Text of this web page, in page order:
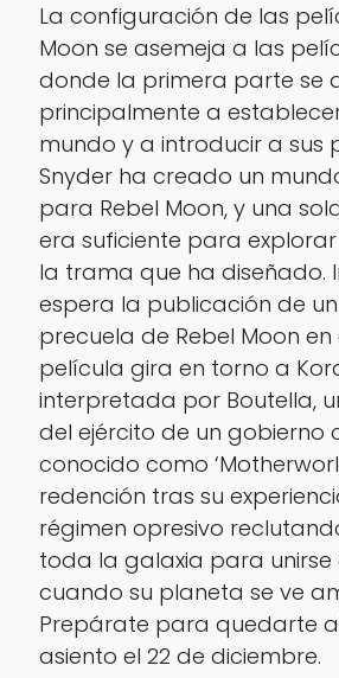
La configuración de las
Moon se asemeja a las
donde la primera parte se
principalmente a
mundo y a introducir a sus
Snyder ha creado un
para Rebel Moon, y una
era suficiente para
la trama que ha diseñado.
espera la publicación de
precuela de Rebel Moon en
película gira en torno a
interpretada por Boutella,
del ejército de un gobierno
conocido como
redención tras su
régimen opresivo
toda la galaxia para unirse
cuando su planeta se ve
Prepárate para quedarte
asiento el 22 de diciembre.